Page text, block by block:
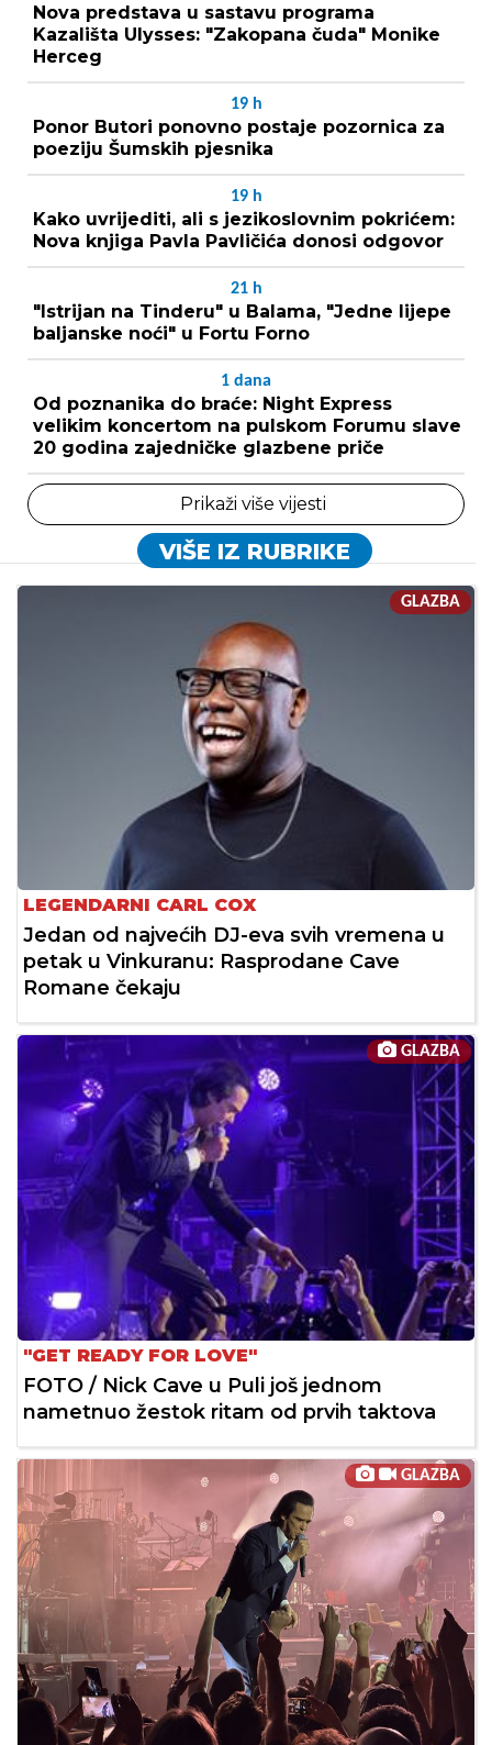
Nova predstava u sastavu programa
Kazališta Ulysses: "Zakopana čuda" Monike
Herceg
19 h
Ponor Butori ponovno postaje pozornica za
poeziju Šumskih pjesnika
19 h
Kako uvrijediti, ali s jezikoslovnim pokrićem:
Nova knjiga Pavla Pavličića donosi odgovor
21 h
"Istrijan na Tinderu" u Balama, "Jedne lijepe
baljanske noći" u Fortu Forno
1 dana
Od poznanika do braće: Night Express
velikim koncertom na pulskom Forumu slave
20 godina zajedničke glazbene priče
Prikaži više vijesti
VIŠE IZ RUBRIKE
GLAZBA
LEGENDARNI CARL COX
Jedan od najvećih DJ-eva svih vremena u
petak u Vinkuranu: Rasprodane Cave
Romane čekaju
GLAZBA
"GET READY FOR LOVE"
FOTO / Nick Cave u Puli još jednom
nametnuo žestok ritam od prvih taktova
GLAZBA